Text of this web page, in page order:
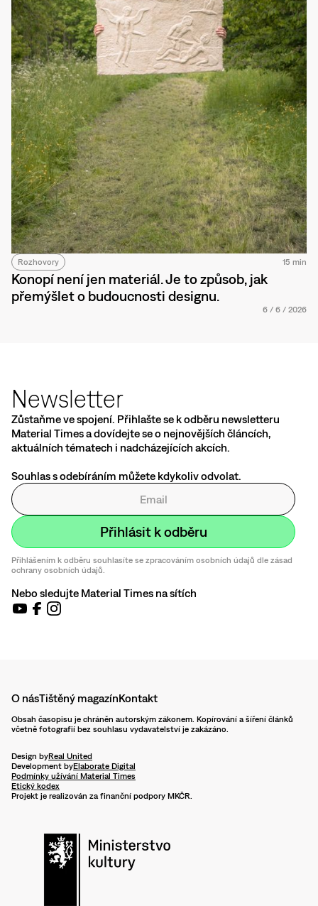
Rozhovory 15 min
Konopí není jen materiál. Je to způsob, jak
přemýšlet o budoucnosti designu.
6 / 6 / 2026
Newsletter
Zůstaňme ve spojení. Přihlašte se k odběru newsletteru
Material Times a dovídejte se o nejnovějších článcích,
aktuálních tématech i nadcházejících akcích.
Souhlas s odebíráním můžete kdykoliv odvolat.
Přihlášením k odběru souhlasíte se zpracováním osobních údajů dle zásad
ochrany osobních údajů.
Nebo sledujte Material Times na sítích
O násTištěný magazínKontakt
Obsah časopisu je chráněn autorským zákonem. Kopírování a šíření článků
včetně fotografií bez souhlasu vydavatelství je zakázáno.
Design byReal United
Development byElaborate Digital
Podmínky užívání Material Times
Etický kodex
Projekt je realizován za finanční podpory MKČR.